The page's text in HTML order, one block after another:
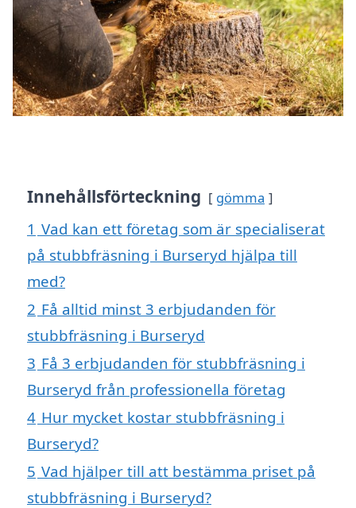
Innehållsförteckning gömma
1 Vad kan ett företag som är specialiserat
på stubbfräsning i Burseryd hjälpa till
med?
2 Få alltid minst 3 erbjudanden för
stubbfräsning i Burseryd
3 Få 3 erbjudanden för stubbfräsning i
Burseryd från professionella företag
4 Hur mycket kostar stubbfräsning i
Burseryd?
5 Vad hjälper till att bestämma priset på
stubbfräsning i Burseryd?